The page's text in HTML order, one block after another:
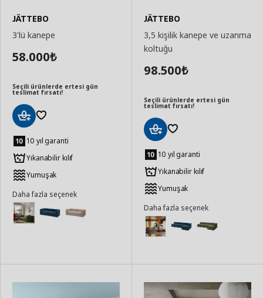
JÄTTEBO
3'lü kanepe
58.000₺
Seçili ürünlerde ertesi gün
teslimat fırsatı!
Ekle 10 yıl garanti
Yıkanabilir kılıf
Yumuşak
Daha fazla seçenek
JÄTTEBO
3,5 kişilik kanepe ve uzanma
koltuğu
98.500₺
Seçili ürünlerde ertesi gün
teslimat fırsatı!
Ekle 10 yıl garanti
Yıkanabilir kılıf
Yumuşak
Daha fazla seçenek